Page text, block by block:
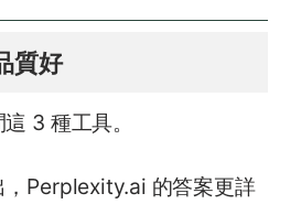
質好
3 種工具。
，Perplexity.ai 的答案更詳